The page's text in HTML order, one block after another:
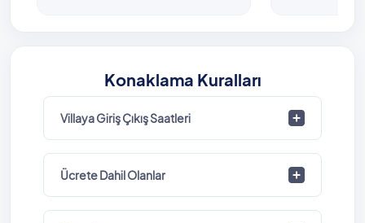
Konaklama Kuralları
Villaya Giriş Çıkış Saatleri
Ücrete Dahil Olanlar